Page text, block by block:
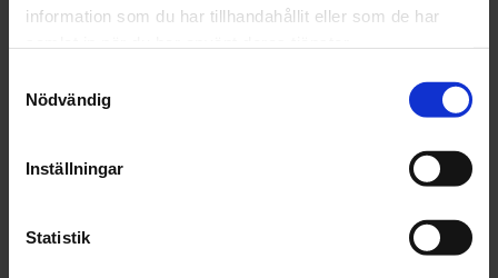
information som du har tillhandahållit eller som de har
Nödvändig
Inställningar
Statistik
Beskrivning
Fråga om produkt